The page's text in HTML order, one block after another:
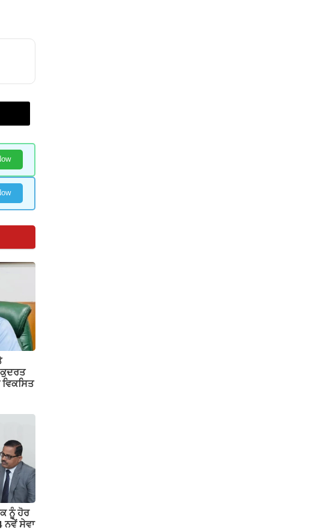
ਨੂੰ ਹੋਰ
ਸੇਵਾ